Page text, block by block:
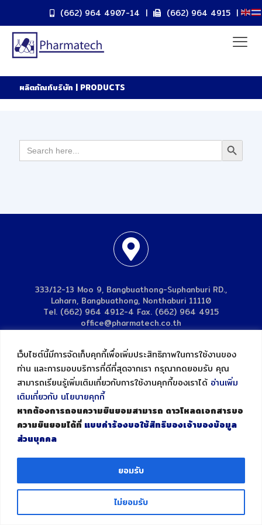
เว็บไซต์นี้มีการจัดเก็บคุกกี้เพื่อเพิ่มประสิทธิภาพในการใช้งานของ
ท่าน และการมอบบริการที่ดีที่สุดจากเรา กรุณากดยอมรับ คุณ
สามารถเรียนรู้เพิ่มเติมเกี่ยวกับการใช้งานคุกกี้ของเราได้ อ่านเพิ่ม
เติมเกี่ยวกับ นโยบายคุกกี้
หากต้องการถอนความยินยอมสามารถ ดาวโหลดเอกสารขอ
ความยินยอมได้ที่ แบบคำร้องขอใช้สิทธิของเจ้าของข้อมูล
ส่วนบุคคล
ไม่ยอมรับ
ยอมรับ
(662) 964 4907-14 | (662) 964 4915 |
ผลิตภัณท์บริษัท | PRODUCTS
Search
for: Search
333/12-13 Moo 9, Bangbuathong-Suphanburi RD.,
Laharn, Bangbuathong, Nonthaburi 11110
Tel. (662) 964 4912-4 Fax. (662) 964 4915
office@pharmatech.co.th